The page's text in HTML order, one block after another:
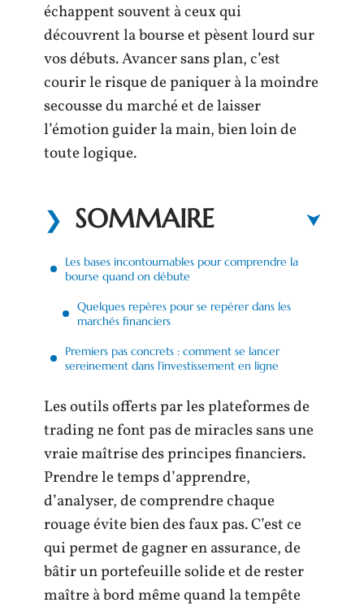
échappent souvent à ceux qui
découvrent la bourse et pèsent lourd sur
vos débuts. Avancer sans plan, c’est
courir le risque de paniquer à la moindre
secousse du marché et de laisser
l’émotion guider la main, bien loin de
toute logique.
SOMMAIRE
Les bases incontournables pour comprendre la
bourse quand on débute
Quelques repères pour se repérer dans les
marchés financiers
Premiers pas concrets : comment se lancer
sereinement dans l’investissement en ligne
Les outils offerts par les plateformes de
trading ne font pas de miracles sans une
vraie maîtrise des principes financiers.
Prendre le temps d’apprendre,
d’analyser, de comprendre chaque
rouage évite bien des faux pas. C’est ce
qui permet de gagner en assurance, de
bâtir un portefeuille solide et de rester
maître à bord même quand la tempête